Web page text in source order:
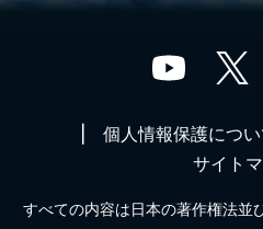
個人情報保護につい
サイト
すべての内容は日本の著作権法並